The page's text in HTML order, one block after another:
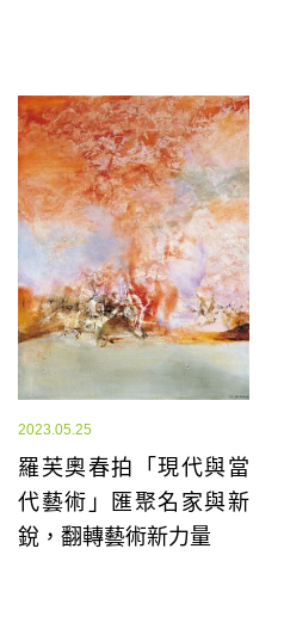
2023.05.25
羅芙奧春拍「現代與當
代藝術」匯聚名家與新
銳，翻轉藝術新力量